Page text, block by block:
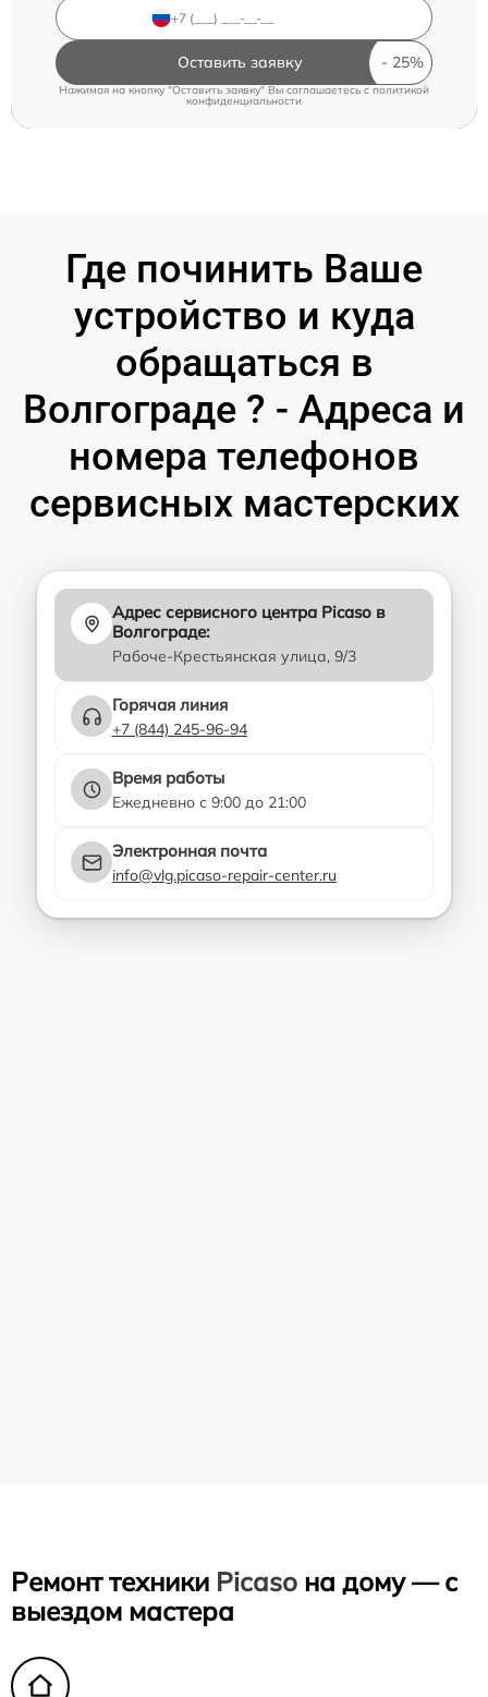
Оставить заявку
Нажимая на кнопку "Оставить заявку" Вы соглашаетесь cполитикой
конфиденциальности
Где починить Ваше
устройство и куда
обращаться в
Волгограде ? - Адреса и
номера телефонов
сервисных мастерских
Адрес сервисного центра Picaso в
Волгограде:
Рабоче-Крестьянская улица, 9/3
Горячая линия
+7 (844) 245-96-94
Время работы
Ежедневно с 9:00 до 21:00
Электронная почта
info@vlg.picaso-repair-center.ru
Ремонт техники Picaso на дому — с
выездом мастера